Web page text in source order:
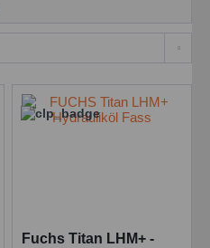
Fuchs Titan LHM+ -